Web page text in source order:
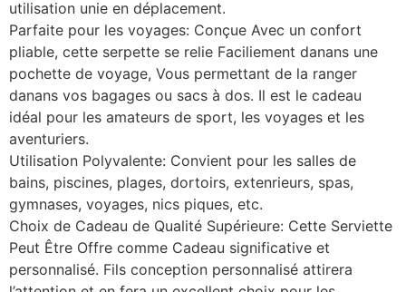
utilisation unie en déplacement.
Parfaite pour les voyages: Conçue Avec un confort
pliable, cette serpette se relie Faciliement danans une
pochette de voyage, Vous permettant de la ranger
danans vos bagages ou sacs à dos. Il est le cadeau
idéal pour les amateurs de sport, les voyages et les
aventuriers.
Utilisation Polyvalente: Convient pour les salles de
bains, piscines, plages, dortoirs, extenrieurs, spas,
gymnases, voyages, nics piques, etc.
Choix de Cadeau de Qualité Supérieure: Cette Serviette
Peut Être Offre comme Cadeau significative et
personnalisé. Fils conception personnalisé attirera